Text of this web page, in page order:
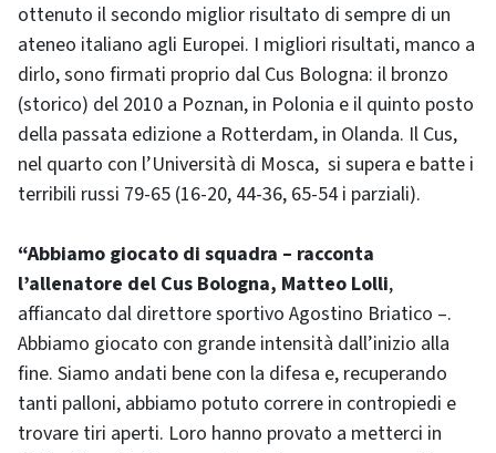
ottenuto il secondo miglior risultato di sempre di un
ateneo italiano agli Europei. I migliori risultati, manco a
dirlo, sono firmati proprio dal Cus Bologna: il bronzo
(storico) del 2010 a Poznan, in Polonia e il quinto posto
della passata edizione a Rotterdam, in Olanda. Il Cus,
nel quarto con l’Università di Mosca, si supera e batte i
terribili russi 79-65 (16-20, 44-36, 65-54 i parziali).
“Abbiamo giocato di squadra – racconta
l’allenatore del Cus Bologna, Matteo Lolli,
affiancato dal direttore sportivo Agostino Briatico –.
Abbiamo giocato con grande intensità dall’inizio alla
fine. Siamo andati bene con la difesa e, recuperando
tanti palloni, abbiamo potuto correre in contropiedi e
trovare tiri aperti. Loro hanno provato a metterci in